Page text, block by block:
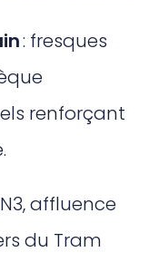
: fresques
renforçant
affluence
du Tram